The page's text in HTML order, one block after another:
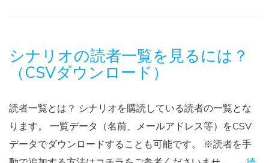
シナリオの読者一覧を見るには？
（CSVダウンロード）
読者一覧とは？ シナリオを購読している読者の一覧とな
ります。 一覧データ（名前、メールアドレス等）をCSV
データでダウンロードすることも可能です。 ※読者を手